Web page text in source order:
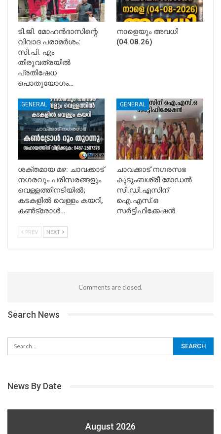
ടി.ജി. മോഹൻദാസിന്റെ
വിവാദ പരാമർശം:
സി.പി. എം
തിരുവത്രയിൽ
പ്രതിഷേധ
പൊതുയോഗം…
നാളെയും അവധി
(04.08.26)
GENERAL
ശക്തമായ മഴ: ചാവക്കാട്
നഗരവും പരിസരങ്ങളും
വെള്ളത്തിനടിയിൽ;
കടകളിൽ വെള്ളം കയറി,
കൺട്രോൾ…
GENERAL
ചാവക്കാട് നഗരസഭ
കുടുംബശ്രീ മോഡൽ
സി.ഡി.എസിന്
ഐ.എസ്.ഒ
സർട്ടിഫിക്കേഷൻ
PREV NEXT
Comments are closed.
Search News
News By Date
August 2026